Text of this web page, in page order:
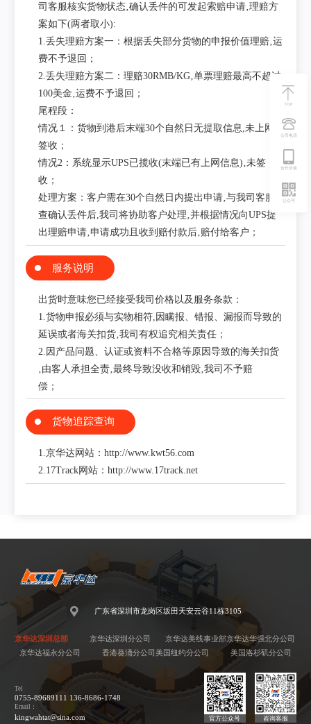
TOP
公司电话
合作洽谈
公众号
司客服核实货物状态‚确认丢件的可发起索赔申请‚理赔方
案如下(两者取小):
1.丢失理赔方案一：根据丢失部分货物的申报价值理赔‚运
费不予退回；
2.丢失理赔方案二：理赔30RMB/KG‚单票理赔最高不超过
100美金‚运费不予退回；
尾程段：
情况１：货物到港后末端30个自然日无提取信息,未上网未
签收；
情况2：系统显示UPS已揽收(末端已有上网信息)‚未签
收；
处理方案：客户需在30个自然日内提出申请‚与我司客服核
查确认丢件后,我司将协助客户处理‚并根据情况向UPS提
出理赔申请‚申请成功且收到赔付款后‚赔付给客户；
服务说明
出货时意味您已经接受我司价格以及服务条款：
1.货物申报必须与实物相符,因瞒报、错报、漏报而导致的
延误或者海关扣货‚我司有权追究相关责任；
2.因产品问题、认证或资料不合格等原因导致的海关扣货
‚由客人承担全责‚最终导致没收和销毁‚我司不予赔
偿；
货物追踪查询
1.京华达网站：http://www.kwt56.com
2.17Track网站：http://www.17track.net
广东省深圳市龙岗区坂田天安云谷11栋3105
京华达深圳总部 京华达深圳分公司 京华达美线事业部京华达华强北分公司
京华达福永分公司
香港葵涌分公司美国纽约分公司 美国洛杉矶分公司
Tel
0755-89689111 136-8686-1748
Email：
kingwahtat@sina.com 官方公众号 咨询客服